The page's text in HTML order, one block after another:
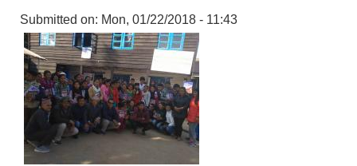
Submitted on: Mon, 01/22/2018 - 11:43